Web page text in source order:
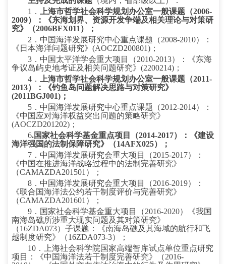
1 ． 上海市哲学社会科学规划办公室一般课题（2006-
2009）：《东海划界、资源开发争端及相关理论与对策研
究》（2006BFX011 ）；
2 ．中国海洋发展研究中心重点课题（2008-2010）：
《日本海洋问题研究》(AOCZD200801) ；
3 ．中国太平洋学会重大项目（2010-2013）：《东海
争议岛屿史地考证及相关问题研究》(2200214) ；
4 ． 上海市哲学社会科学规划办公室一般课题（2011-
2013）：《钓鱼岛问题解决思路与对策研究》
(2011BGJ001) ；
5 ．中国海洋发展研究中心重点课题（2012-2014）：
《中国应对海洋权益突出问题的策略研究》
(AOCZD201202) ；
6.国家社会科学基金重点项目（2014-2017）：《建设
海洋强国的法制保障研究》（14AFX025）；
7 ．中国海洋发展研究会重大项目（2015-2017）：
《中国在推进海洋战略过程中的法制完善研究》
（CAMAZDA201501 ）；
8 ．中国海洋发展研究会重大项目（2016-2019）：
《联合国海洋法公约若干制度评价与完善研究》
（CAMAZDA201601 ）；
9 ．国家社会科学基金重大项目（2016-2020）《我国
南海岛礁所涉重大现实问题及其对策研究》
（16ZDA073）子课题：《南海岛礁及其海域的航行和飞
越制度研究》（16ZDA073-3）；
10 ．上海社会科学院国家高端智库试点单位重点研究
项目：《中国海洋法若干制度完善研究》（2016-